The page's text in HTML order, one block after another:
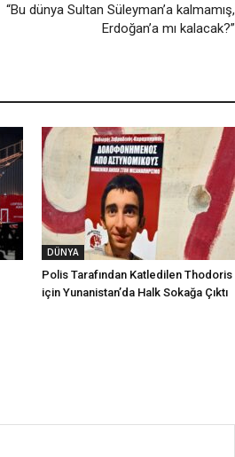
“Bu dünya Sultan Süleyman’a kalmamış,
Erdoğan’a mı kalacak?”
DÜNYA
Polis Tarafından Katledilen Thodoris
için Yunanistan’da Halk Sokağa Çıktı